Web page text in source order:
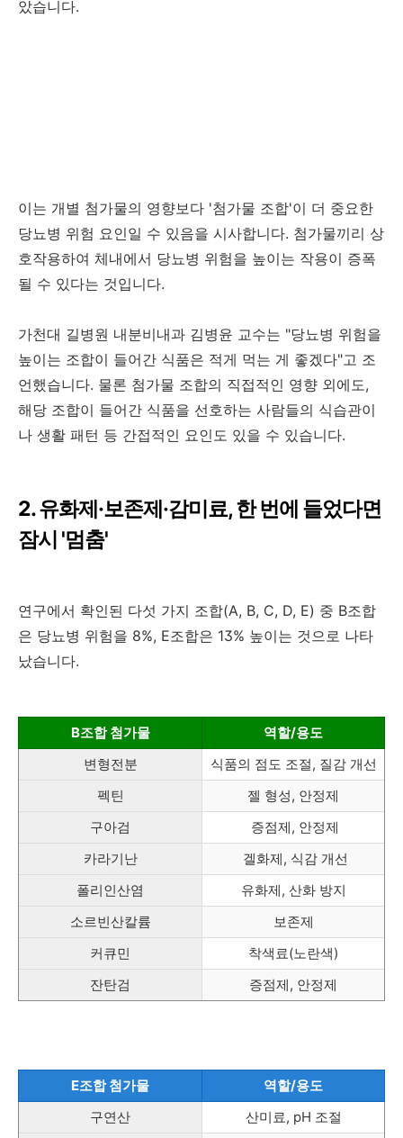
았습니다.
이는 개별 첨가물의 영향보다 '첨가물 조합'이 더 중요한
당뇨병 위험 요인일 수 있음을 시사합니다. 첨가물끼리 상
호작용하여 체내에서 당뇨병 위험을 높이는 작용이 증폭
될 수 있다는 것입니다.
가천대 길병원 내분비내과 김병윤 교수는 "당뇨병 위험을
높이는 조합이 들어간 식품은 적게 먹는 게 좋겠다"고 조
언했습니다. 물론 첨가물 조합의 직접적인 영향 외에도,
해당 조합이 들어간 식품을 선호하는 사람들의 식습관이
나 생활 패턴 등 간접적인 요인도 있을 수 있습니다.
2. 유화제·보존제·감미료, 한 번에 들었다면
잠시 '멈춤'
연구에서 확인된 다섯 가지 조합(A, B, C, D, E) 중 B조합
은 당뇨병 위험을 8%, E조합은 13% 높이는 것으로 나타
났습니다.
B조합 첨가물
역할/용도
변형전분
식품의 점도 조절, 질감 개선
펙틴
젤 형성, 안정제
구아검
증점제, 안정제
카라기난
겔화제, 식감 개선
폴리인산염
유화제, 산화 방지
소르빈산칼륨
보존제
커큐민
착색료(노란색)
잔탄검
증점제, 안정제
E조합 첨가물
역할/용도
구연산
산미료, pH 조절